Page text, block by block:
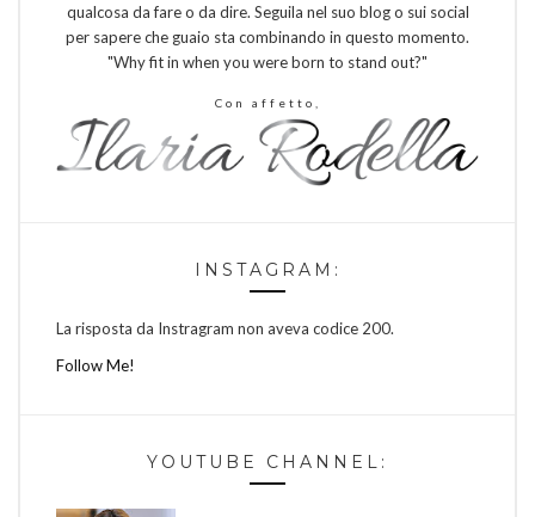
qualcosa da fare o da dire. Seguila nel suo blog o sui social
per sapere che guaio sta combinando in questo momento.
"Why fit in when you were born to stand out?"
Con affetto,
INSTAGRAM:
La risposta da Instragram non aveva codice 200.
Follow Me!
YOUTUBE CHANNEL: